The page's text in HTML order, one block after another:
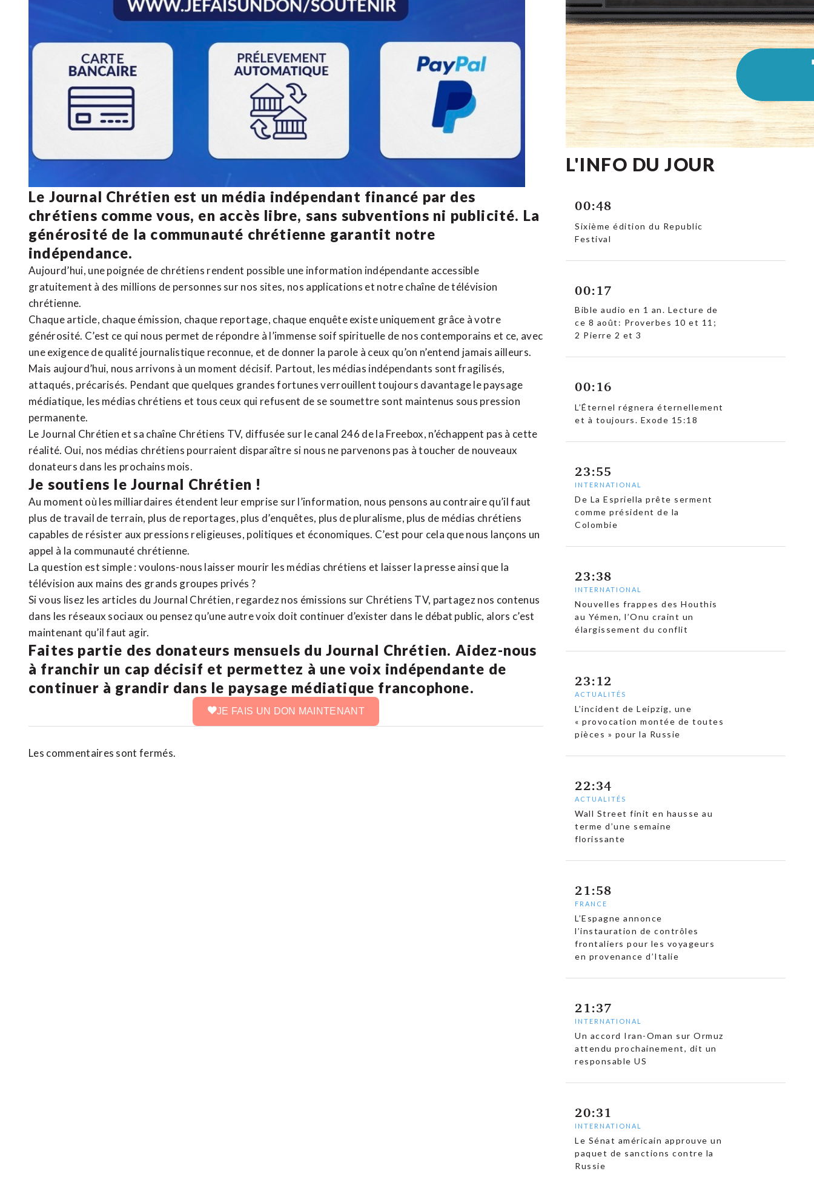
Le Journal Chrétien est un média indépendant financé par des
chrétiens comme vous, en accès libre, sans subventions ni publicité. La
générosité de la communauté chrétienne garantit notre
indépendance.
Aujourd’hui, une poignée de chrétiens rendent possible une information indépendante accessible
gratuitement à des millions de personnes sur nos sites, nos applications et notrechaîne de télévision
chrétienne.
Chaque article, chaque émission, chaque reportage, chaque enquête existe uniquement grâce à votre
générosité. C’est ce qui nous permet de répondre à l’immense soif spirituelle de nos contemporains et ce, avec
une exigence de qualité journalistique reconnue, et de donner la parole à ceux qu’on n’entend jamais ailleurs.
Mais aujourd’hui, nous arrivons à un moment décisif. Partout, les médias indépendants sont fragilisés,
attaqués, précarisés. Pendant que quelques grandes fortunes verrouillent toujours davantage le paysage
médiatique, les médias chrétiens et tous ceux qui refusent de se soumettre sont maintenus sous pression
permanente.
Le Journal Chrétien et sa chaîne Chrétiens TV, diffusée sur le canal 246 de la Freebox, n’échappent pas à cette
réalité. Oui, nos médias chrétiens pourraient disparaître si nous ne parvenons pas à toucher de nouveaux
donateurs dans les prochains mois.
Je soutiens le Journal Chrétien !
Au moment où les milliardaires étendent leur emprise sur l’information, nous pensons au contraire qu’il faut
plus de travail de terrain, plus de reportages, plus d’enquêtes, plus de pluralisme, plus de médias chrétiens
capables de résister aux pressions religieuses, politiques et économiques. C’est pour cela que nous lançons un
appel à la communauté chrétienne.
La question est simple : voulons-nous laisser mourir les médias chrétiens et laisser la presse ainsi que la
télévision aux mains des grands groupes privés ?
Si vous lisez les articles du Journal Chrétien, regardez nos émissions sur Chrétiens TV, partagez nos contenus
dans les réseaux sociaux ou pensez qu’une autre voix doit continuer d’exister dans le débat public, alors c’est
maintenant qu’il faut agir.
Faites partie des donateurs mensuels du Journal Chrétien. Aidez-nous
à franchir un cap décisif et permettez à une voix indépendante de
continuer à grandir dans le paysage médiatique francophone.
JE FAIS UN DON MAINTENANT
Les commentaires sont fermés.
L'INFO DU JOUR
00:48
Sixième édition du Republic
Festival
00:17
Bible audio en 1 an. Lecture de
ce 8 août: Proverbes 10 et 11;
2 Pierre 2 et 3
00:16
L’Éternel régnera éternellement
et à toujours. Exode 15:18
23:55
INTERNATIONAL
De La Espriella prête serment
comme président de la
Colombie
23:38
INTERNATIONAL
Nouvelles frappes des Houthis
au Yémen, l’Onu craint un
élargissement du conflit
23:12
ACTUALITÉS
L’incident de Leipzig, une
« provocation montée de toutes
pièces » pour la Russie
22:34
ACTUALITÉS
Wall Street finit en hausse au
terme d’une semaine
florissante
21:58
FRANCE
L’Espagne annonce
l’instauration de contrôles
frontaliers pour les voyageurs
en provenance d’Italie
21:37
INTERNATIONAL
Un accord Iran-Oman sur Ormuz
attendu prochainement, dit un
responsable US
20:31
INTERNATIONAL
Le Sénat américain approuve un
paquet de sanctions contre la
Russie